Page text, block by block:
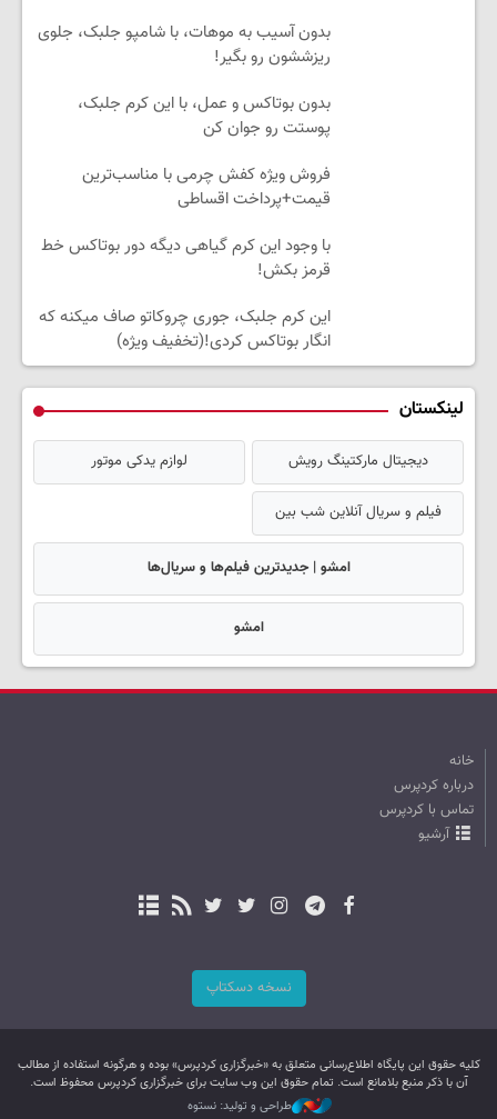
بدون آسیب به موهات، با شامپو جلبک، جلوی
ریزششون رو بگیر!
بدون بوتاکس و عمل، با این کرم جلبک،
پوستت رو جوان کن
فروش ویژه کفش چرمی با مناسب‌ترین
قیمت+پرداخت اقساطی
با وجود این کرم گیاهی دیگه دور بوتاکس خط
قرمز بکش!
این کرم جلبک، جوری چروکاتو صاف میکنه که
انگار بوتاکس کردی!(تخفیف ویژه)
لینکستان
دیجیتال مارکتینگ رویش لوازم یدکی موتور
فیلم و سریال آنلاین شب بین
امشو | جدیدترین فیلم‌ها و سریال‌ها
امشو
خانه
درباره کردپرس
تماس با کردپرس
آرشیو
نسخه دسکتاپ
کليه حقوق اين پایگاه اطلاع‌رسانی متعلق به «خبرگزاری کردپرس» بوده و هرگونه استفاده از مطالب
آن با ذکر منبع بلامانع است. تمام حقوق این وب سایت برای خبرگزاری کردپرس محفوظ است.
طراحی و تولید: نستوه